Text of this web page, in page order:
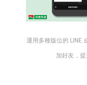
運用多種版位的 LINE
加好友，